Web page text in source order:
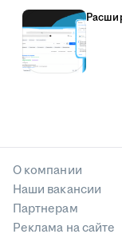
О компании
Наши вакансии
Партнерам
Реклама на сайте